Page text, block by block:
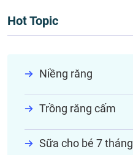
Hot Topic
Niềng răng
Trồng răng cấm
Sữa cho bé 7 tháng